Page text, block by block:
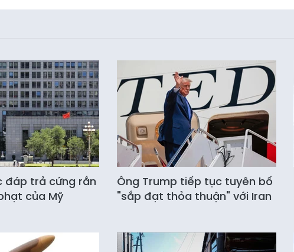
đáp trả cứng rắn
của Mỹ
Ông Trump tiếp tục tuyên bố
"sắp đạt thỏa thuận" với Iran